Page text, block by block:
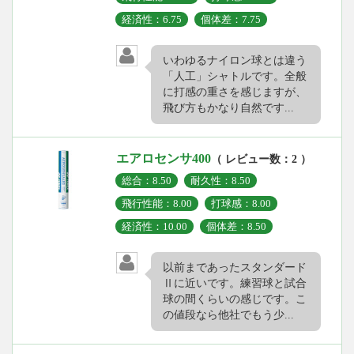
経済性：6.75
個体差：7.75
いわゆるナイロン球とは違う
「人工」シャトルです。全般
に打感の重さを感じますが、
飛び方もかなり自然です...
エアロセンサ400 （ レビュー数：2 ）
総合：8.50
耐久性：8.50
飛行性能：8.00
打球感：8.00
経済性：10.00
個体差：8.50
以前まであったスタンダード
Ⅱに近いです。練習球と試合
球の間くらいの感じです。こ
の値段なら他社でもう少...